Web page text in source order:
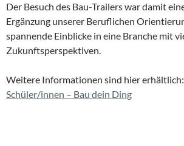
Der Besuch des Bau-Trailers war damit
Ergänzung unserer Beruflichen
spannende Einblicke in eine Branche mit
Zukunftsperspektiven.
Weitere Informationen sind hier erhältlich:
Schüler/innen – Bau dein Ding